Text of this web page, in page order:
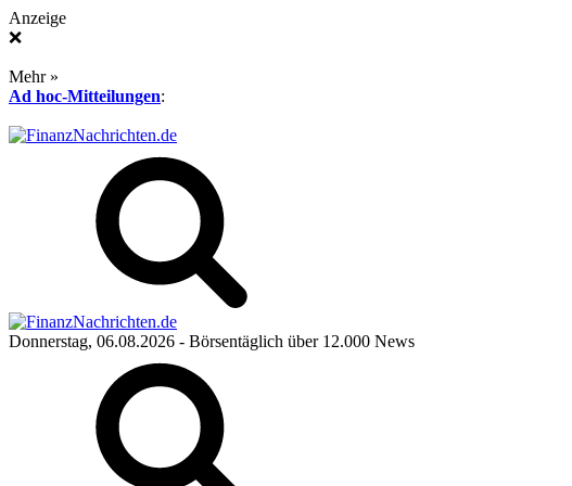
Anzeige
❌
Mehr »
Ad hoc-Mitteilungen:
Donnerstag, 06.08.2026 - Börsentäglich über 12.000 News